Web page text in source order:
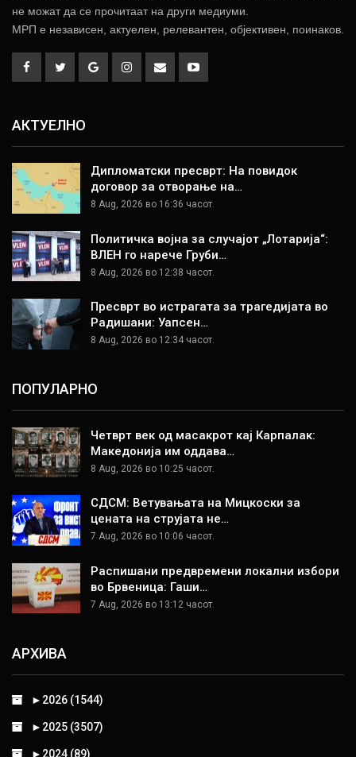
не можат да се прочитаат на други медиуми.
МРП е независен, актуелен, релевантен, објективен, поинаков.
АКТУЕЛНО
Дипломатски пресврт: На повидок
договор за отворање на…
8 Aug, 2026 во 16:36 часот.
Политичка војна за случајот „Лотарија“:
ВЛЕН го нарече Груби…
8 Aug, 2026 во 12:38 часот.
Пресврт во истрагата за трагедијата во
Радишани: Уапсен…
8 Aug, 2026 во 12:34 часот.
ПОПУЛАРНО
Четврт век од масакрот кај Карпалак:
Македонија им оддава…
8 Aug, 2026 во 10:25 часот.
СДСМ: Ветувањата на Мицкоски за
цената на струјата не…
7 Aug, 2026 во 10:06 часот.
Распишани предвремени локални избори
во Брвеница: Гаши…
7 Aug, 2026 во 13:12 часот.
АРХИВА
► 2026 (1544)
► 2025 (3507)
► 2024 (89)